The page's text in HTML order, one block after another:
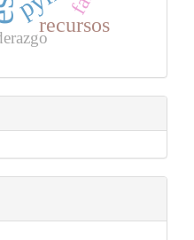
recursos